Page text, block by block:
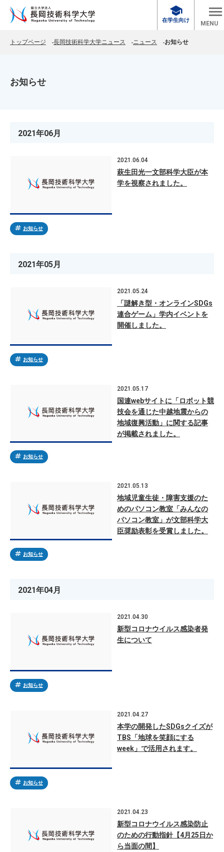
school
在学生向け MENU
トップページ 長岡技術科学大学ニュース ニュース お知らせ
お知らせ
2021年06月
2021.06.04
萩生田光一文部科学大臣が本
学を視察されました。
tag お知らせ
2021年05月
2021.05.24
「謎解き型・オンラインSDGs
連合ゲーム」学内イベントを
開催しました。
tag お知らせ
2021.05.17
国連webサイトに「ロボット競
技会を通じた中越地震からの
地域復興活動」に関する記事
が掲載されました。
tag お知らせ
2021.05.13
地域児童生徒・障害支援のた
めのパソコン教室「みんなの
パソコン教室」が文部科学大
臣奨励表彰を受賞しました。
tag お知らせ
2021年04月
2021.04.30
新型コロナウイルス感染者発
生について
tag お知らせ
2021.04.27
本学の開発したSDGsクイズが
TBS「地球を笑顔にする
week」で活用されます。
tag お知らせ
2021.04.23
新型コロナウイルス感染防止
のための行動指針【4月25日か
ら当面の間】